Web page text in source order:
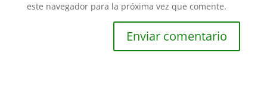
este navegador para la próxima vez que comente.